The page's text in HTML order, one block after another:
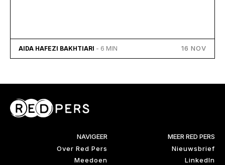
AIDA HAFEZI BAKHTIARI - 6 MIN 16 NOV
NAVIGEER
Over Red Pers
Meedoen
MEER RED PERS
Nieuwsbrief
LinkedIn